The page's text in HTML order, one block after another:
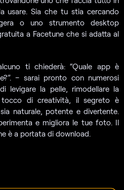
usare. Sia che tu stia cercando
o uno strumento desktop
a Facetune che si adatta al
ti chiederà: “Quale app è
– sarai pronto con numerosi
levigare la pelle, rimodellare la
tocco di creatività, il segreto è
naturale, potente e divertente.
e migliora le tue foto. Il
è a portata di download.